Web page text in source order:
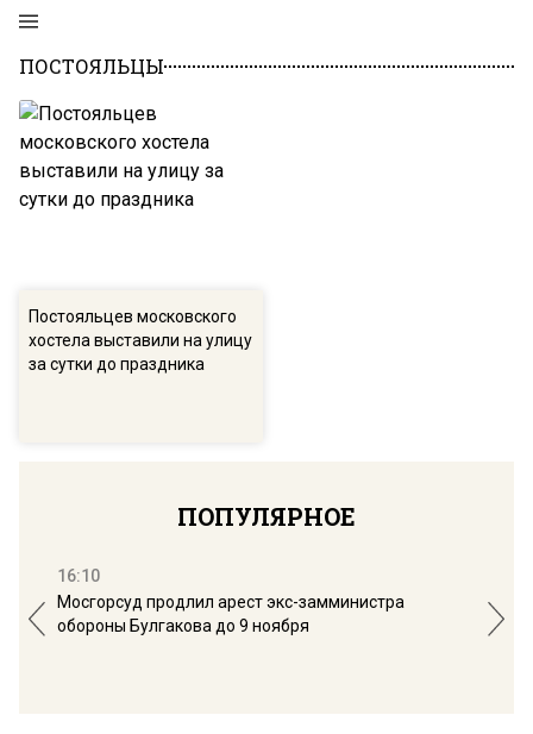
ПОСТОЯЛЬЦЫ
Постояльцев московского
хостела выставили на улицу
за сутки до праздника
ПОПУЛЯРНОЕ
16:10
Мосгорсуд продлил арест экс-замминистра
обороны Булгакова до 9 ноября